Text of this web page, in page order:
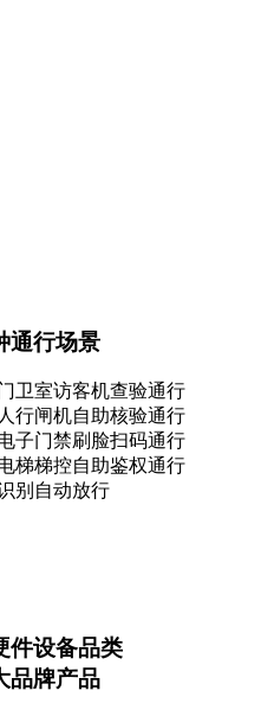
通行场景
卫室访客机查验通行
人行闸机自助核验通行
子门禁刷脸扫码通行
梯梯控自助鉴权通行
别自动放行
件设备品类
品牌产品